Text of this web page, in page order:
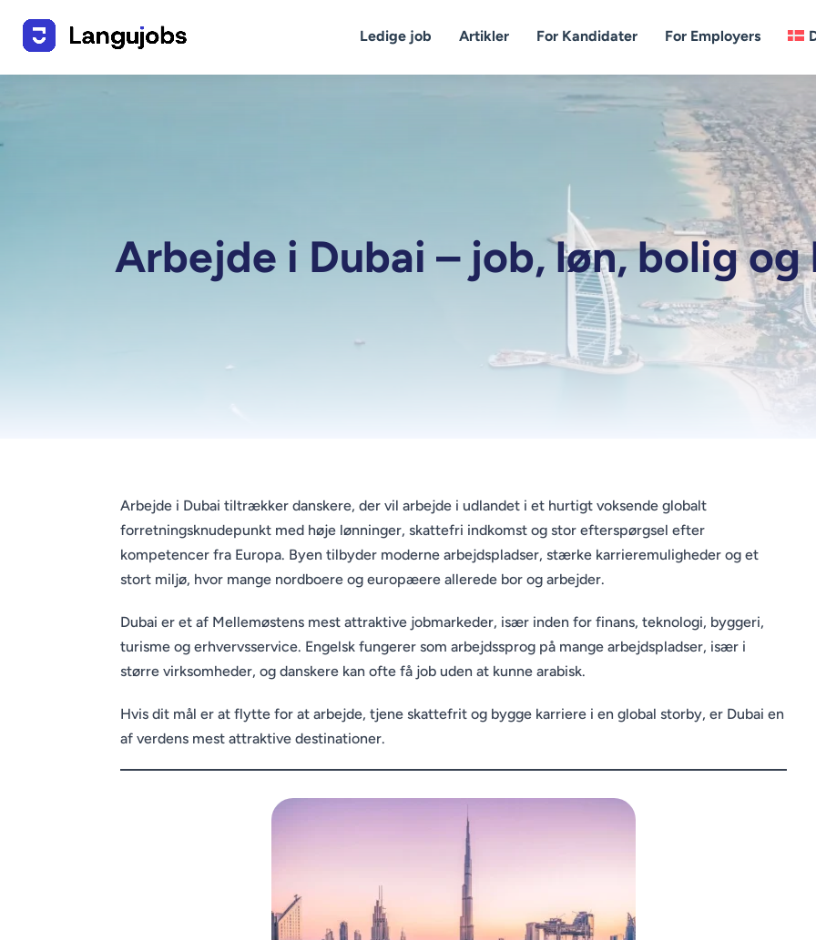
Ledige job Artikler For Kandidater For Employers
Arbejde i Dubai – job, løn, bolig
Arbejde i Dubai tiltrækker danskere, der vil arbejde i udlandet i et hurtigt voksende globalt
forretningsknudepunkt med høje lønninger, skattefri indkomst og stor efterspørgsel efter
kompetencer fra Europa. Byen tilbyder moderne arbejdspladser, stærke karrieremuligheder og et
stort miljø, hvor mange nordboere og europæere allerede bor og arbejder.
Dubai er et af Mellemøstens mest attraktive jobmarkeder, især inden for finans, teknologi, byggeri,
turisme og erhvervsservice. Engelsk fungerer som arbejdssprog på mange arbejdspladser, især i
større virksomheder, og danskere kan ofte få job uden at kunne arabisk.
Hvis dit mål er at flytte for at arbejde, tjene skattefrit og bygge karriere i en global storby, er Dubai en
af verdens mest attraktive destinationer.